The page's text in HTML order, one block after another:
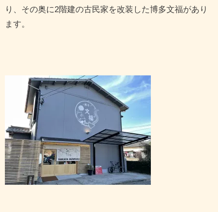
り、その奥に2階建の古民家を改装した博多文福があり
ます。